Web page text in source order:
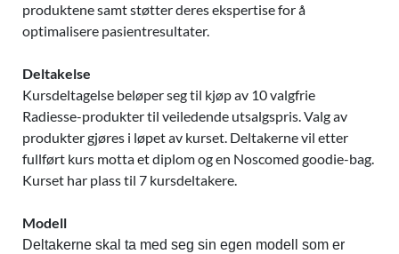
produktene samt støtter deres ekspertise for å
optimalisere pasientresultater.
Deltakelse
Kursdeltagelse beløper seg til kjøp av 10 valgfrie
Radiesse-produkter til veiledende utsalgspris. Valg av
produkter gjøres i løpet av kurset. Deltakerne vil etter
fullført kurs motta et diplom og en Noscomed goodie-bag.
Kurset har plass til 7 kursdeltakere.
Modell
Deltakerne skal ta med seg sin egen modell som er